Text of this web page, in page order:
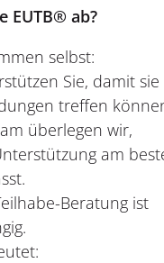
EUTB® ab?
selbst:
Sie, damit sie
treffen
überlegen wir,
am
Beratung ist